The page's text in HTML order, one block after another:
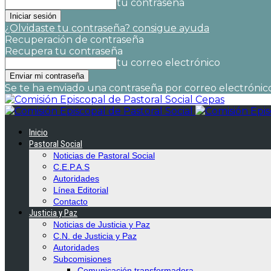
tu contraseña
¿Olvidaste tu contraseña? consigue ayuda
Recuperación de contraseña
Recupera tu contraseña
tu correo electrónico
Se te ha enviado una contraseña por correo
Cepas
Inicio
Pastoral Social
Noticias de Pastoral Social
C.E.P.A.S
Autoridades
Línea Editorial
Contacto
Justicia y Paz
Noticias de Justicia y Paz
C.N. de Justicia y Paz
Autoridades
Subcomisiones